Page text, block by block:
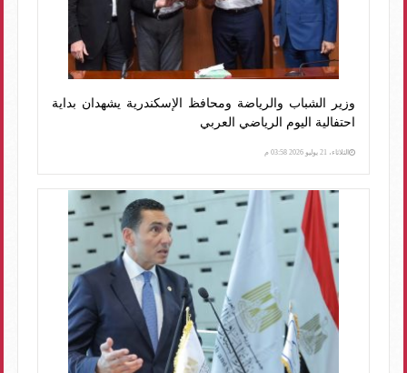
وزير الشباب والرياضة ومحافظ الإسكندرية يشهدان بداية
احتفالية اليوم الرياضي العربي
الثلاثاء، 21 يوليو 2026 03:58 م